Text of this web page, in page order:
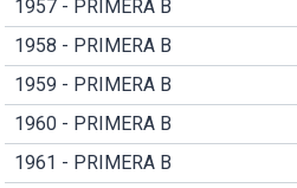
1957 - PRIMERA B
1958 - PRIMERA B
1959 - PRIMERA B
1960 - PRIMERA B
1961 - PRIMERA B